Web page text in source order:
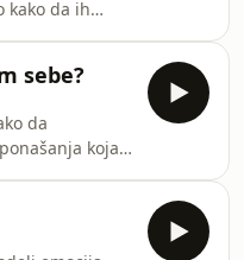
kako da ih
sebe?
da
koja